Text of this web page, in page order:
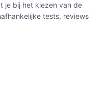
je bij het kiezen van de
tests, reviews